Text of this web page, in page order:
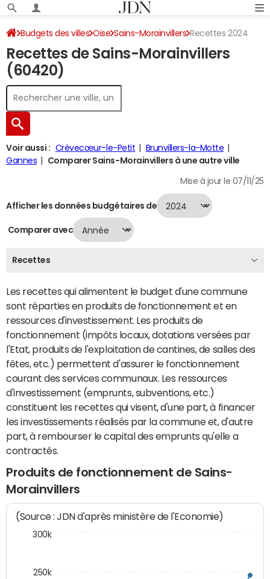
Budgets des villes Oise Sains-Morainvillers Recettes 2024
Recettes de Sains-Morainvillers
(60420)
Voir aussi : Crèvecœur-le-Petit
Brunvillers-la-Motte
Gannes
Comparer Sains-Morainvillers à une autre ville
Mise à jour le 07/11/25
Afficher les données budgétaires de
Comparer avec
Recettes
Les recettes qui alimentent le budget d'une commune
sont réparties en produits de fonctionnement et en
ressources d'investissement. Les produits de
fonctionnement (impôts locaux, dotations versées par
l'Etat, produits de l'exploitation de cantines, de salles des
fêtes, etc.) permettent d'assurer le fonctionnement
courant des services communaux. Les ressources
d'investissement (emprunts, subventions, etc.)
constituent les recettes qui visent, d'une part, à financer
les investissements réalisés par la commune et, d'autre
part, à rembourser le capital des emprunts qu'elle a
contractés.
Produits de fonctionnement de Sains-
Morainvillers
(Source : JDN d'après ministère de l'Economie)
250k
300k